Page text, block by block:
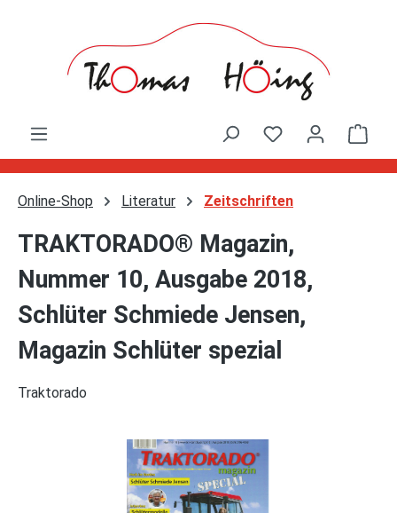
Online-Shop Literatur Zeitschriften
TRAKTORADO® Magazin,
Nummer 10, Ausgabe 2018,
Schlüter Schmiede Jensen,
Magazin Schlüter spezial
Traktorado
Bildergalerie überspringen